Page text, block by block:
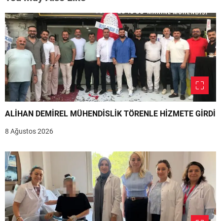
ALİHAN DEMİREL MÜHENDİSLİK TÖRENLE HİZMETE GİRDİ
8 Ağustos 2026